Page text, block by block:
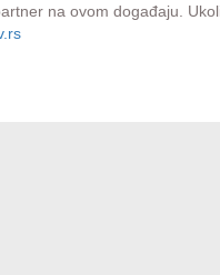
na ovom događaju.